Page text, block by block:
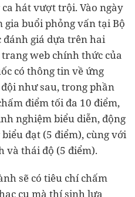
hát vượt trội. Vào ngày
gia buổi phỏng vấn tại Bộ
đánh giá dựa trên hai
web chính thức của
có thông tin về ứng
như sau, trong phần
điểm tối đa 10 điểm,
nghiệm biểu diễn, động
đạt (5 điểm), cùng với
và thái độ (5 điểm).
sẽ có tiêu chí chấm
cụ mà thí sinh lựa